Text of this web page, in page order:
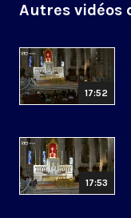
Autres vidéos
17:52
17:53